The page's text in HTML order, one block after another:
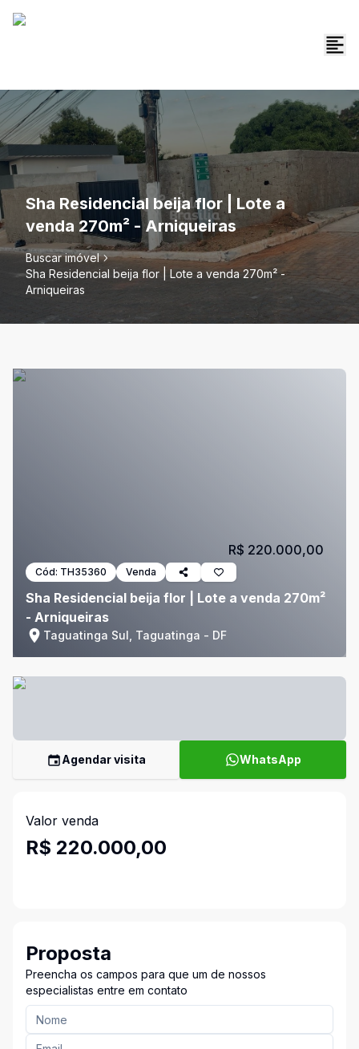
Sha Residencial beija flor | Lote a
venda 270m² - Arniqueiras
Buscar imóvel
Sha Residencial beija flor | Lote a venda 270m² -
Arniqueiras
Cód: TH35360 Venda
Sha Residencial beija flor | Lote a venda 270m²
- Arniqueiras
Taguatinga Sul, Taguatinga - DF
R$ 220.000,00
Agendar visita WhatsApp
Valor venda
R$ 220.000,00
Proposta
Preencha os campos para que um de nossos
especialistas entre em contato